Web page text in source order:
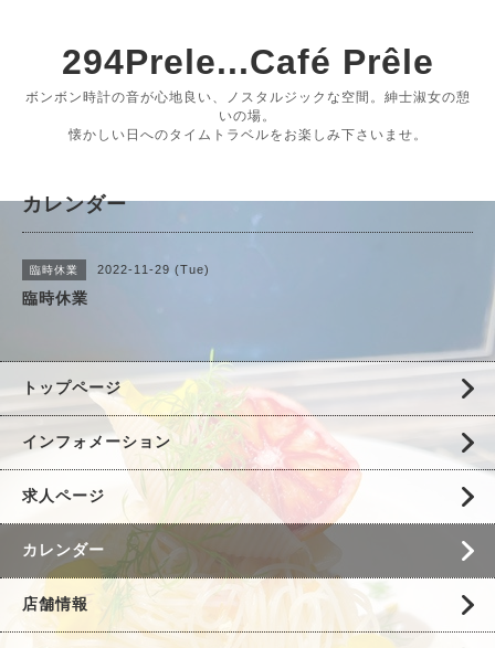
294Prele...Café Prêle
ボンボン時計の音が心地良い、ノスタルジックな空間。紳士淑女の憩
いの場。
懐かしい日へのタイムトラベルをお楽しみ下さいませ。
カレンダー
臨時休業 2022-11-29 (Tue)
臨時休業
トップページ
インフォメーション
求人ページ
カレンダー
店舗情報